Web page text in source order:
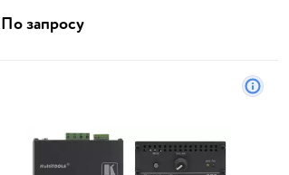
По запросу